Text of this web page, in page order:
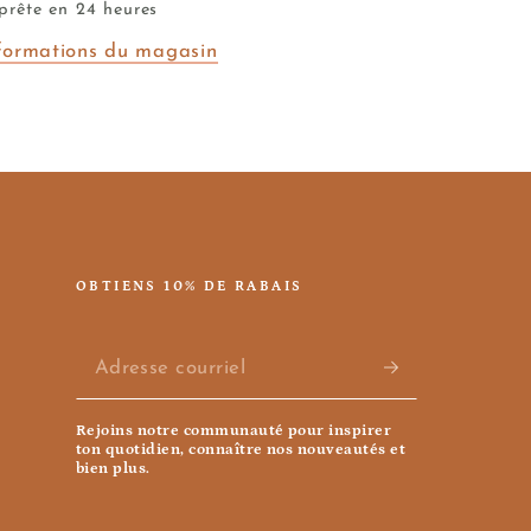
en 24 heures
du magasin
OBTIENS 10% DE RABAIS
Adresse
courriel
Rejoins notre communauté pour inspirer
ton quotidien, connaître nos nouveautés et
bien plus.